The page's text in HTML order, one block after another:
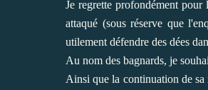
Je regrette profondément pour
attaqué (sous réserve que
utilement défendre des dées
Au nom des bagnards, je
Ainsi que la continuation de sa